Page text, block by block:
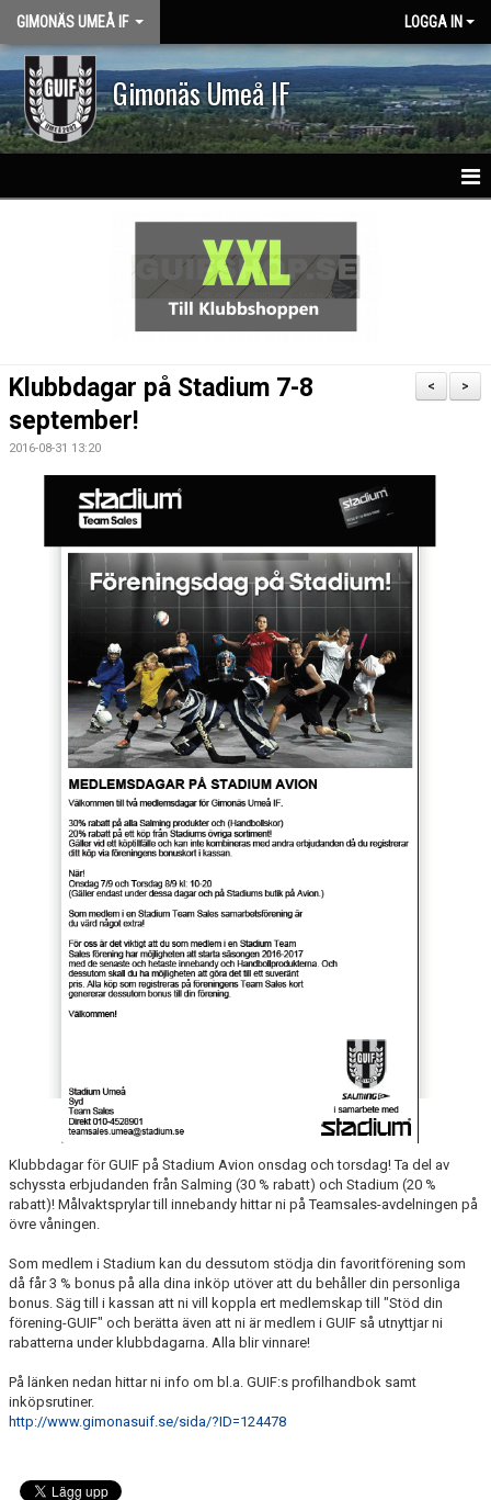
GIMONÄS UMEÅ IF LOGGA IN
Gimonäs Umeå IF
VISION & VÄRDEGRUND
DOKUMENT
AVGIFTER
MATERIALINKÖP
NATTVANDRING
>
<
Klubbdagar på Stadium 7-8
september!
2016-08-31 13:20
Klubbdagar för GUIF på Stadium Avion onsdag och torsdag! Ta del av
schyssta erbjudanden från Salming (30 % rabatt) och Stadium (20 %
rabatt)! Målvaktsprylar till innebandy hittar ni på Teamsales-avdelningen på
övre våningen.
Som medlem i Stadium kan du dessutom stödja din favoritförening som
då får 3 % bonus på alla dina inköp utöver att du behåller din personliga
bonus. Säg till i kassan att ni vill koppla ert medlemskap till "Stöd din
förening-GUIF" och berätta även att ni är medlem i GUIF så utnyttjar ni
rabatterna under klubbdagarna. Alla blir vinnare!
På länken nedan hittar ni info om bl.a. GUIF:s profilhandbok samt
inköpsrutiner.
http://www.gimonasuif.se/sida/?ID=124478